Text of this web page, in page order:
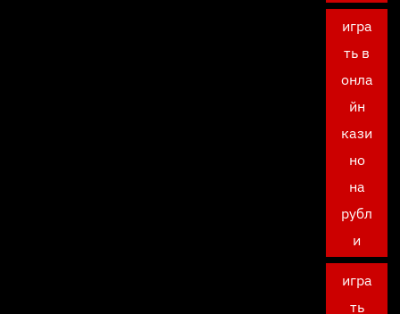
игра
ть в
онла
йн
кази
но
на
рубл
и
игра
ть